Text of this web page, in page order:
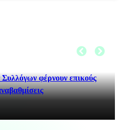
φέρνουν επικούς